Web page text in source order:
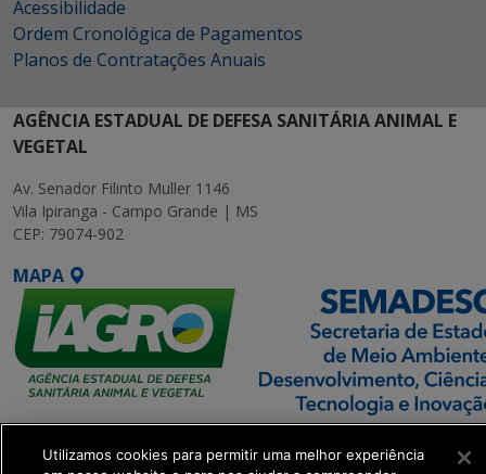
Acessibilidade
Ordem Cronológica de Pagamentos
Planos de Contratações Anuais
AGÊNCIA ESTADUAL DE DEFESA SANITÁRIA ANIMAL E
VEGETAL
Av. Senador Filinto Muller 1146
Vila Ipiranga - Campo Grande | MS
CEP: 79074-902
MAPA
Executiva de
Utilizamos cookies para permitir uma melhor experiência